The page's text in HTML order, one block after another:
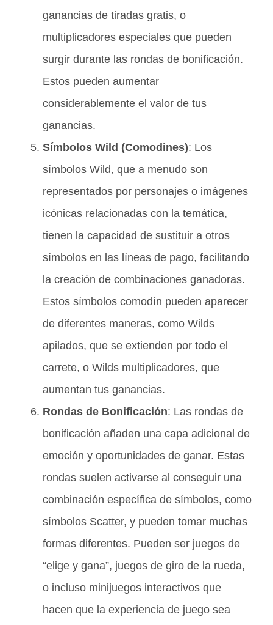
ganancias de tiradas gratis, o
multiplicadores especiales que pueden
surgir durante las rondas de bonificación.
Estos pueden aumentar
considerablemente el valor de tus
ganancias.
Símbolos Wild (Comodines): Los
símbolos Wild, que a menudo son
representados por personajes o imágenes
icónicas relacionadas con la temática,
tienen la capacidad de sustituir a otros
símbolos en las líneas de pago, facilitando
la creación de combinaciones ganadoras.
Estos símbolos comodín pueden aparecer
de diferentes maneras, como Wilds
apilados, que se extienden por todo el
carrete, o Wilds multiplicadores, que
aumentan tus ganancias.
Rondas de Bonificación: Las rondas de
bonificación añaden una capa adicional de
emoción y oportunidades de ganar. Estas
rondas suelen activarse al conseguir una
combinación específica de símbolos, como
símbolos Scatter, y pueden tomar muchas
formas diferentes. Pueden ser juegos de
“elige y gana”, juegos de giro de la rueda,
o incluso minijuegos interactivos que
hacen que la experiencia de juego sea